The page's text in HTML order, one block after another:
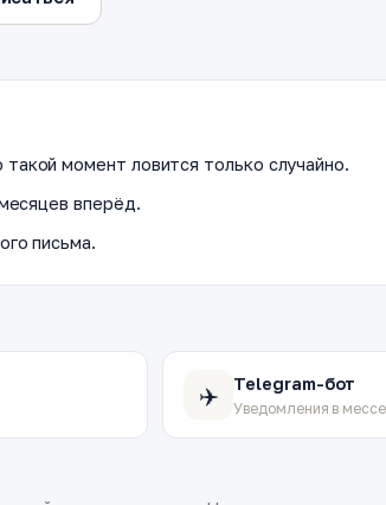
момент ловится только случайно.
вперёд.
письма.
✈️ Telegram-бот
Уведомления в